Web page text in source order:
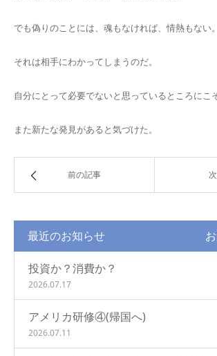
でも偽りのことには、魂もなければ、情熱もない。
それは相手にわかってしまうのだ。
自分にとって必要でないと思っているところにこそ
また新たな発見があると気づけた。
前の記事
最近のお知らせ
投資か？消費か？
2026.07.17
アメリカ研修④(帰国へ)
2026.07.11